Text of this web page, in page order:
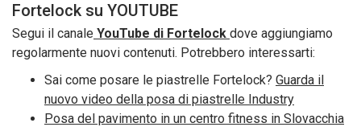
Fortelock su YOUTUBE
Segui il canale YouTube di Fortelock dove aggiungiamo
regolarmente nuovi contenuti. Potrebbero interessarti:
Sai come posare le piastrelle Fortelock? Guarda il
nuovo video della posa di piastrelle Industry
Posa del pavimento in un centro fitness in Slovacchia